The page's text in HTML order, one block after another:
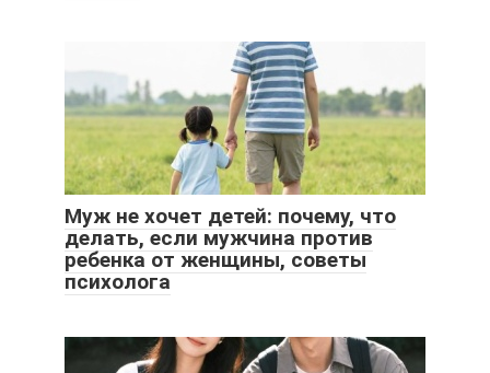
Муж не хочет детей: почему, что
делать, если мужчина против
ребенка от женщины, советы
психолога